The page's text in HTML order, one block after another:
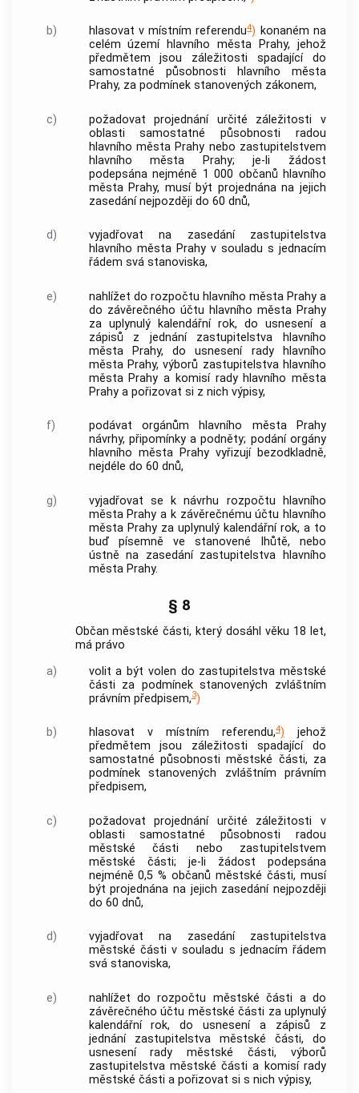
b) hlasovat v místním referendu4) konaném na
celém území hlavního města Prahy, jehož
předmětem jsou záležitosti spadající do
samostatné působnosti
hlavního města
Prahy, za podmínek stanovených zákonem,
c)
požadovat projednání určité záležitosti v
oblasti samostatné působnosti radou
hlavního města Prahy nebo zastupitelstvem
hlavního města Prahy; je-li žádost
podepsána nejméně 1 000 občanů hlavního
města Prahy, musí být projednána na jejich
zasedání nejpozději do 60 dnů,
d)
vyjadřovat na zasedání zastupitelstva
hlavního města Prahyv souladu s jednacím
řádem svá stanoviska,
e) nahlížet do rozpočtu hlavního města Prahya
do závěrečného účtu hlavního města Prahy
za uplynulý kalendářní rok, do usnesení a
zápisů z jednání zastupitelstva
hlavního
města Prahy, do usnesení rady
hlavního
města Prahy, výborů zastupitelstva hlavního
města Prahy a komisí rady hlavního města
Prahya pořizovat si z nich výpisy,
f) podávat orgánům
hlavního města Prahy
návrhy, připomínky a podněty; podání orgány
hlavního města Prahyvyřizují bezodkladně,
nejdéle do 60 dnů,
g) vyjadřovat se k návrhu rozpočtu
hlavního
města Prahy a k závěrečnému účtu hlavního
města Prahyza uplynulý kalendářní rok, a to
buď písemně ve stanovené lhůtě, nebo
ústně na zasedání zastupitelstva
hlavního
města Prahy.
§ 8
Občan městské části, který dosáhl věku 18 let,
má právo
a)
volit a být volen do zastupitelstva městské
části za podmínek stanovených zvláštním
právním předpisem,3)
b) hlasovat v místním referendu,4) jehož
předmětem jsou záležitosti spadající do
samostatné působnosti městské části, za
podmínek stanovených zvláštním právním
předpisem,
c)
požadovat projednání určité záležitosti v
oblasti samostatné působnosti radou
městské části nebo zastupitelstvem
městské části; je-li žádost podepsána
nejméně 0,5 % občanů městské části, musí
být projednána na jejich zasedání nejpozději
do 60 dnů,
d)
vyjadřovat na zasedání zastupitelstva
městské části v souladu s jednacím řádem
svá stanoviska,
e)
nahlížet do rozpočtu městské části a do
závěrečného účtu městské části za uplynulý
kalendářní rok, do usnesení a zápisů z
jednání zastupitelstva městské části, do
usnesení rady městské části, výborů
zastupitelstva městské části a komisí rady
městské části a pořizovat si s nich výpisy,